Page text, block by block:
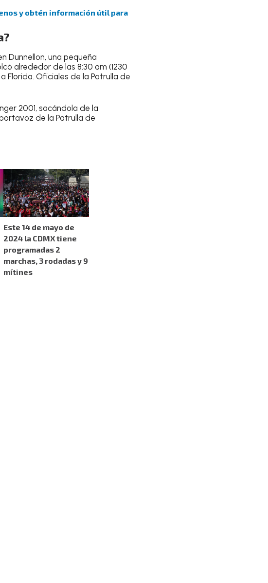
y obtén información útil para
Dunnellon, una pequeña
alrededor de las 8:30 am (1230
Florida. Oficiales de la Patrulla de
2001, sacándola de la
de la Patrulla de
Este 14 de mayo de
2024 la CDMX tiene
programadas 2
marchas, 3 rodadas y 9
mítines